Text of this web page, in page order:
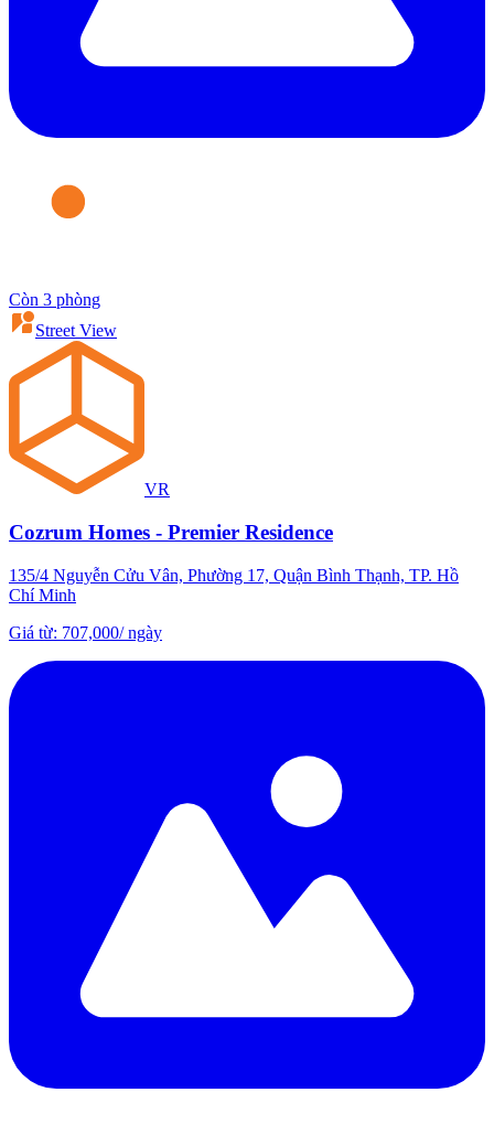
Còn 3 phòng
Street View
VR
Cozrum Homes - Premier Residence
135/4 Nguyễn Cửu Vân, Phường 17, Quận Bình Thạnh, TP. Hồ
Chí Minh
Giá từ: 707,000/ngày